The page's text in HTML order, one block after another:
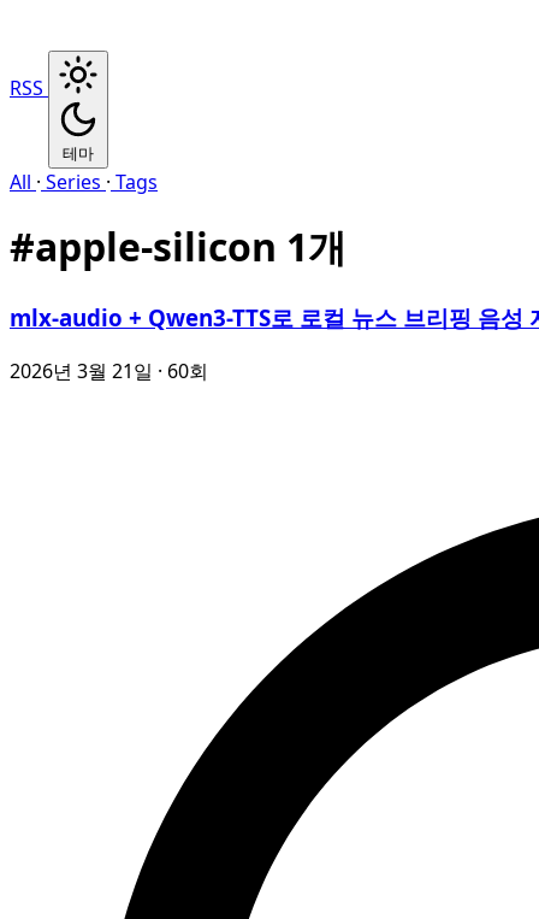
RSS
테마
All · Series · Tags
#apple-silicon 1개
mlx-audio + Qwen3-TTS로 로컬 뉴스 브리핑 음성
2026년 3월 21일 · 60회